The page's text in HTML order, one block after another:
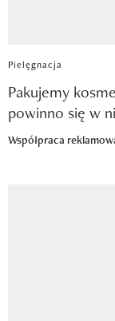
Pielęgnacja
Pakujemy
powinno się w
Współpraca